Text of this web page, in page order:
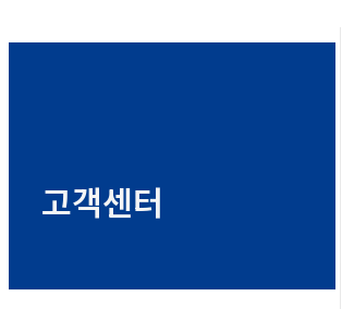
고객센터